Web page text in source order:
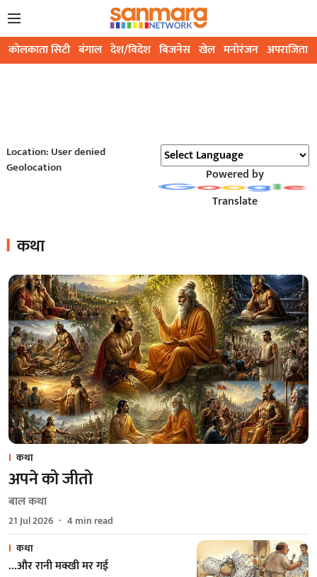
कोलकाता सिटी बंगाल देश/विदेश बिजनेस खेल मनोरंजन अपराजिता
Location: User denied
Geolocation
Powered by
Translate
कथा
कथा
अपने को जीतो
बाल कथा
21 Jul 2026 4min read
कथा
...और रानी मक्खी मर गई